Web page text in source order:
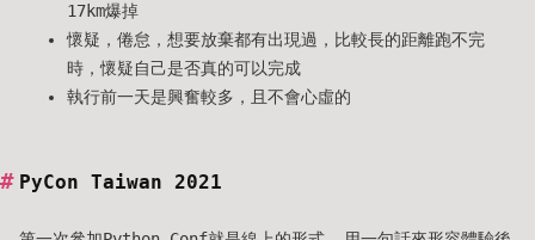
17km爆掉
懷疑，倦怠，想要放棄都有出現過，比較長的距離跑不完
時，懷疑自己是否真的可以完成
執行前一天是興奮較多，且不會心虛的
PyCon Taiwan 2021